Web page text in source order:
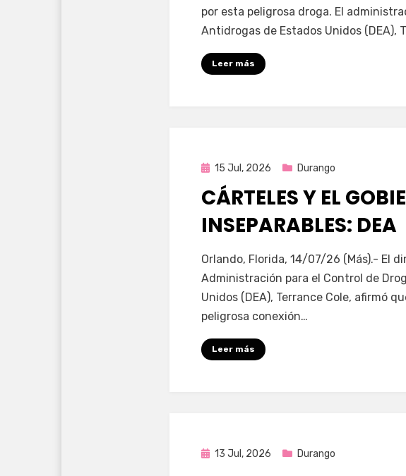
por esta peligrosa droga. El
Antidrogas de Estados Unidos (DEA),
Leer más
Publicada
15 Jul, 2026 Durango
CÁRTELES Y EL
INSEPARABLES: DEA
porFernando Miranda Servín
Orlando, Florida, 14/07/26 (Más).- El
Administración para el Control de
Unidos (DEA), Terrance Cole, afirmó
peligrosa conexión…
Leer más
Publicada
13 Jul, 2026 Durango